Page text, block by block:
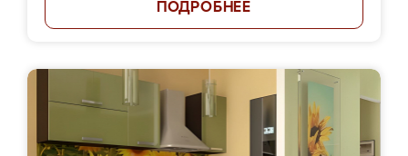
ПОДРОБНЕЕ